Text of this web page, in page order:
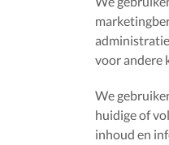
voor andere
We
huidige of
inhoud en